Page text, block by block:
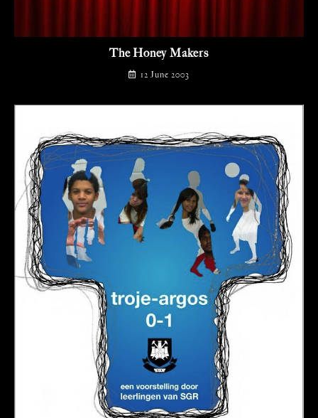
The Honey Makers
12 June 2003